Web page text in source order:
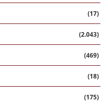
(17)
(2.043)
(469)
(18)
(175)